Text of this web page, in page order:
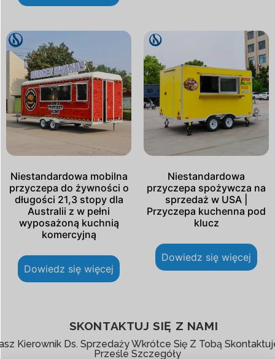
Niestandardowa mobilna
przyczepa do żywności o
długości 21,3 stopy dla
Australii z w pełni
wyposażoną kuchnią
komercyjną
Dowiedz się więcej
Niestandardowa
przyczepa spożywcza na
sprzedaż w USA |
Przyczepa kuchenna pod
klucz
Dowiedz się więcej
SKONTAKTUJ SIĘ Z NAMI
Kierownik Ds. Sprzedaży Wkrótce Się Z Tobą
Prześle Szczegóły